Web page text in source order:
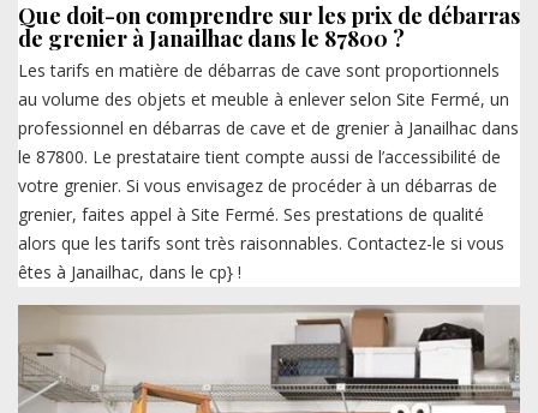
Que doit-on comprendre sur les prix de débarras
de grenier à Janailhac dans le 87800 ?
Les tarifs en matière de débarras de cave sont proportionnels
au volume des objets et meuble à enlever selon Site Fermé, un
professionnel en débarras de cave et de grenier à Janailhac dans
le 87800. Le prestataire tient compte aussi de l’accessibilité de
votre grenier. Si vous envisagez de procéder à un débarras de
grenier, faites appel à Site Fermé. Ses prestations de qualité
alors que les tarifs sont très raisonnables. Contactez-le si vous
êtes à Janailhac, dans le cp} !